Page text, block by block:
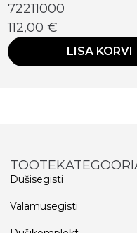
72211000
112,00 €
LISA KORVI
Dušisegisti
Valamusegisti